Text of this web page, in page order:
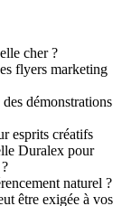
cher ?
flyers marketing
démonstrations
esprits créatifs
Duralex pour
naturel ?
être exigée à vos